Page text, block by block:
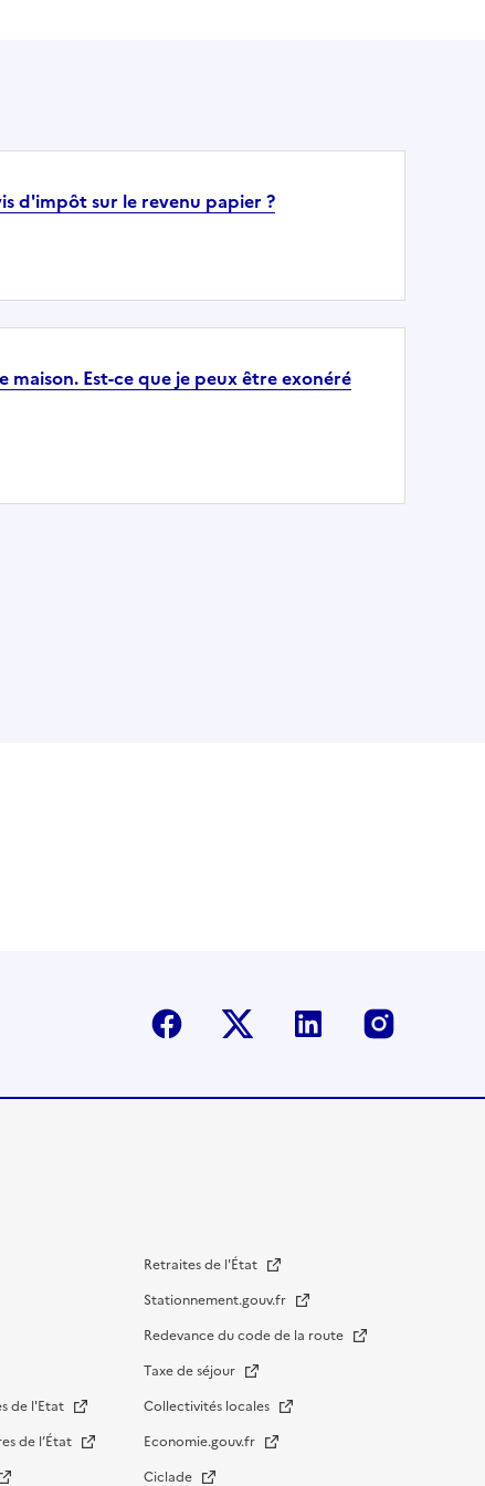
d'impôt sur le revenu papier ?
maison. Est-ce que je peux être exonéré
Facebook Twitter-X Linkedin
de l'Etat
de l’État
Retraites de l'État
Stationnement.gouv.fr
Redevance du code de la route
Taxe de séjour
Collectivités locales
Economie.gouv.fr
Ciclade